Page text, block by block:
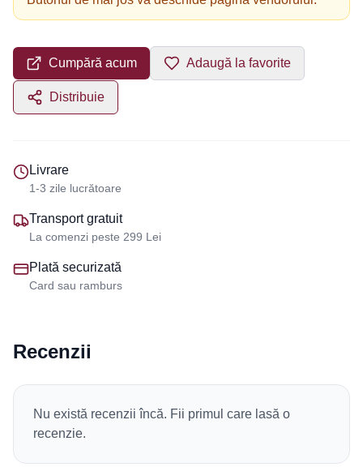
Cumpără acum Adaugă la favorite
Distribuie
Livrare
1-3 zile lucrătoare
Transport gratuit
La comenzi peste 299 Lei
Plată securizată
Card sau ramburs
Recenzii
Nu există recenzii încă. Fii primul care lasă o
recenzie.